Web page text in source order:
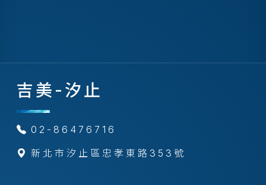
吉美-汐止
02-86476716
新北市汐止區忠孝東路353號